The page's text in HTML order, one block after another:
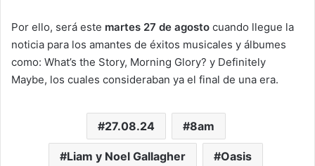
Por ello, será este martes 27 de agosto cuando llegue la
noticia para los amantes de éxitos musicales y álbumes
como: What’s the Story, Morning Glory? y Definitely
Maybe, los cuales consideraban ya el final de una era.
27.08.24 8am
Liam y Noel Gallagher Oasis